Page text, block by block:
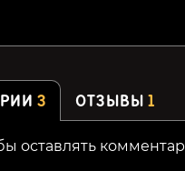
3 ОТЗЫВЫ1
оставлять